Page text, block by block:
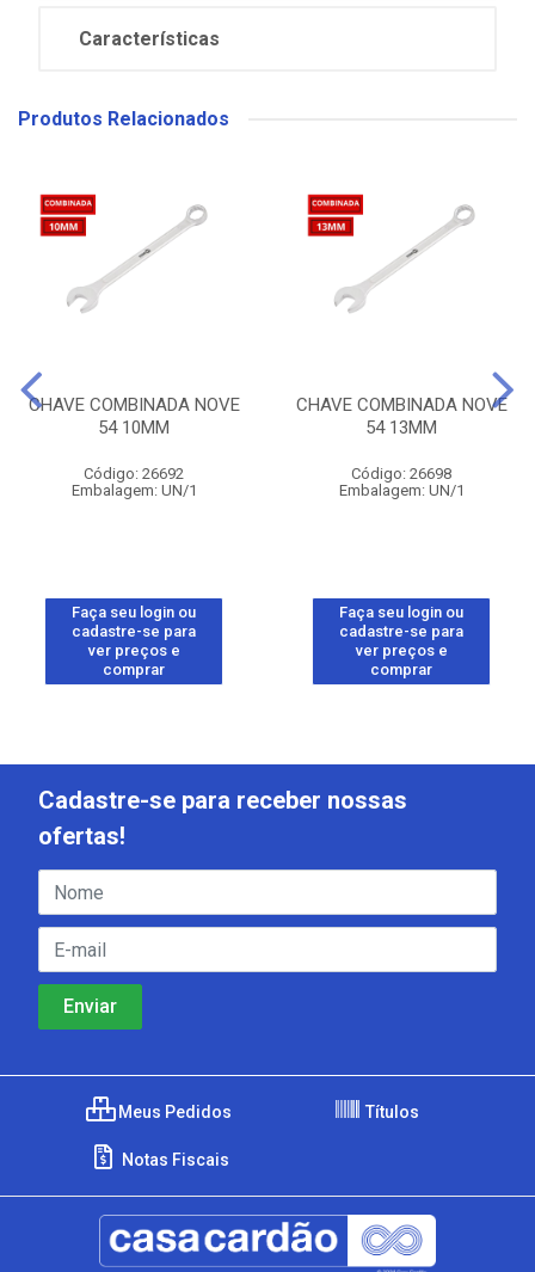
Características
Produtos Relacionados
CHAVE COMBINADA NOVE
54 10MM
Código: 26692
Embalagem: UN/1
Faça seu login ou
cadastre-se para
ver preços e
comprar
CHAVE COMBINADA NOVE
54 13MM
Código: 26698
Embalagem: UN/1
Faça seu login ou
cadastre-se para
ver preços e
comprar
Cadastre-se para receber nossas
ofertas!
Meus Pedidos Títulos
Notas Fiscais